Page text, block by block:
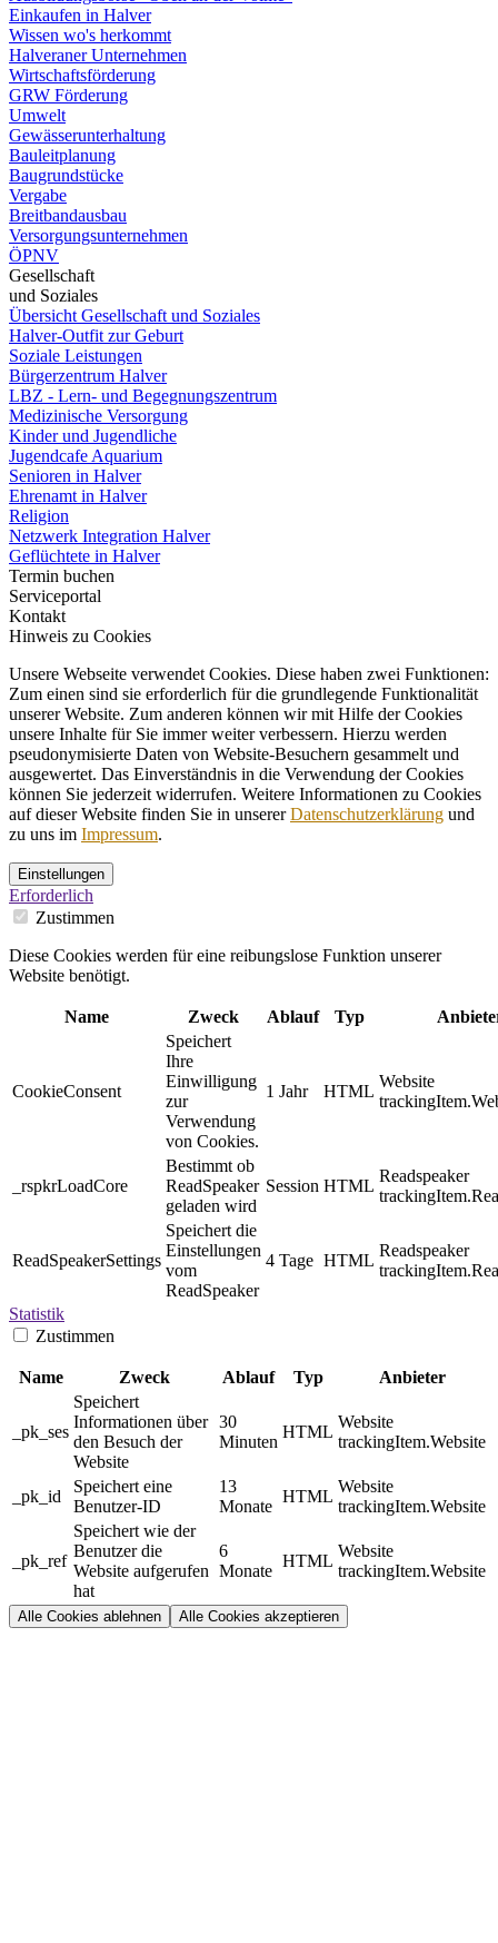
Einkaufen in Halver
Wissen wo's herkommt
Halveraner Unternehmen
Wirtschaftsförderung
GRW Förderung
Umwelt
Gewässerunterhaltung
Bauleitplanung
Baugrundstücke
Vergabe
Breitbandausbau
Versorgungsunternehmen
ÖPNV
Gesellschaft
und Soziales
Übersicht Gesellschaft und Soziales
Halver-Outfit zur Geburt
Soziale Leistungen
Bürgerzentrum Halver
LBZ - Lern- und Begegnungszentrum
Medizinische Versorgung
Kinder und Jugendliche
Jugendcafe Aquarium
Senioren in Halver
Ehrenamt in Halver
Religion
Netzwerk Integration Halver
Geflüchtete in Halver
Termin buchen
Serviceportal
Kontakt
Hinweis zu Cookies
Unsere Webseite verwendet Cookies. Diese haben zwei Funktionen:
Zum einen sind sie erforderlich für die grundlegende Funktionalität
unserer Website. Zum anderen können wir mit Hilfe der Cookies
unsere Inhalte für Sie immer weiter verbessern. Hierzu werden
pseudonymisierte Daten von Website-Besuchern gesammelt und
ausgewertet. Das Einverständnis in die Verwendung der Cookies
können Sie jederzeit widerrufen. Weitere Informationen zu Cookies
auf dieser Website finden Sie in unsererDatenschutzerklärung und
zu uns im Impressum.
Einstellungen
Erforderlich
Zustimmen
Diese Cookies werden für eine reibungslose Funktion unserer
Website benötigt.
Name Zweck Ablauf Typ
CookieConsent
Speichert
Ihre
Einwilligung
zur
Verwendung
von Cookies.
1 Jahr HTML
Website
_rspkrLoadCore
Bestimmt ob
ReadSpeaker
geladen wird
Session HTML
Readspeaker
ReadSpeakerSettings
Speichert die
Einstellungen
vom
ReadSpeaker
4 Tage HTML
Readspeaker
Statistik
Zustimmen
Name Zweck Ablauf Typ Anbieter
_pk_ses
Speichert
Informationen über
den Besuch der
Website
30
Minuten
HTML
Website
trackingItem.Website
_pk_id
Speichert eine
Benutzer-ID
13
Monate
HTML
Website
trackingItem.Website
_pk_ref
Speichert wie der
Benutzer die
Website aufgerufen
hat
6
Monate
HTML
Website
trackingItem.Website
Alle Cookies ablehnen Alle Cookies akzeptieren